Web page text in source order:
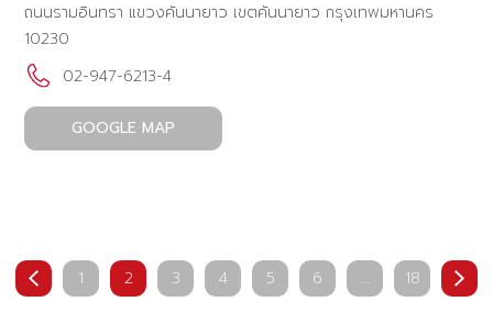
ถนนรามอินทรา แขวงคันนายาว เขตคันนายาว กรุงเทพมหานคร
10230
02-947-6213-4
GOOGLE MAP
1 2 3 4 5 6 … 18